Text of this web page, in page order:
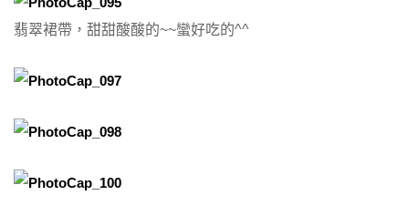
翡翠裙帶，甜甜酸酸的~~蠻好吃的^^